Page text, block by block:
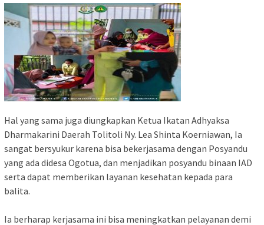
Hal yang sama juga diungkapkan Ketua Ikatan Adhyaksa
Dharmakarini Daerah Tolitoli Ny. Lea Shinta Koerniawan, Ia
sangat bersyukur karena bisa bekerjasama dengan Posyandu
yang ada didesa Ogotua, dan menjadikan posyandu binaan IAD
serta dapat memberikan layanan kesehatan kepada para
balita.
Ia berharap kerjasama ini bisa meningkatkan pelayanan demi